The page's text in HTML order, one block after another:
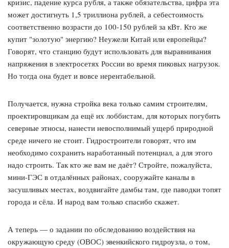
кризис, падение курса рубля, а также обязательства, цифра эта
может достигнуть 1,5 триллиона рублей, а себестоимость
соответственно возрасти до 100-150 рублей за кВт. Кто же
купит "золотую" энергию? Неужели Китай или европейцы?
Говорят, что станцию будут использовать для выравнивания
напряжения в электросетях России во время пиковых нагрузок.
Но тогда она будет и вовсе нерентабельной.
Получается, нужна стройка века только самим строителям,
проектировщикам да ещё их лоббистам, для которых погубить
северные этносы, нанести невосполнимый ущерб природной
среде ничего не стоит. Гидростроители говорят, что им
необходимо сохранить наработанный потенциал, а для этого
надо строить. Так кто же вам не даёт? Стройте, пожалуйста,
мини-ГЭС в отдалённых районах, сооружайте каналы в
засушливых местах, воздвигайте дамбы там, где паводки топят
города и сёла. И народ вам только спасибо скажет.
А теперь — о задании по обследованию воздействия на
окружающую среду (ОВОС) эвенкийского гидроузла, о том,